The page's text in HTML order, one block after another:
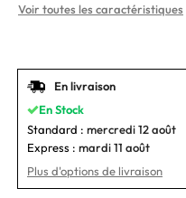
Voir toutes les caractéristiques
En livraison
En Stock
Standard : mercredi 12 août
Express : mardi 11 août
Plus d'options de livraison